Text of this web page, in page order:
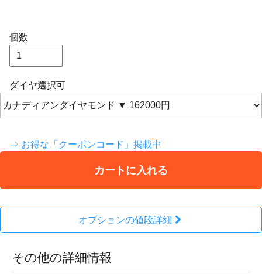
個数
ダイヤ選択可
⇒ お得な「クーポンコード」掲載中
カートに入れる
オプションの値段詳細
その他の詳細情報